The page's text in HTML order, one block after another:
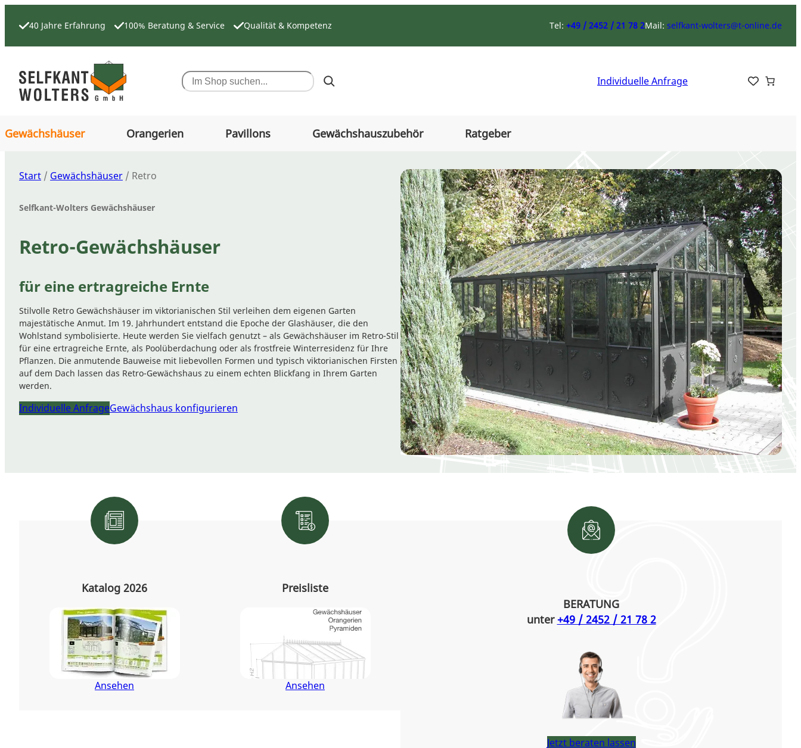
Inhalt40 Jahre Erfahrung 100% Beratung & Service Qualität & Kompetenz Tel: +49 / 2452 / 21 78 2Mail: selfkant-wolters@t-online.de
Search Individuelle Anfrage
Gewächshäuser Orangerien Pavillons Gewächshauszubehör Ratgeber
Start / Gewächshäuser / Retro
Selfkant-Wolters Gewächshäuser
Retro-Gewächshäuser
für eine ertragreiche Ernte
Stilvolle Retro Gewächshäuser im viktorianischen Stil verleihen dem eigenen Garten
majestätische Anmut. Im 19. Jahrhundert entstand die Epoche der Glashäuser, die den
Wohlstand symbolisierte. Heute werden Sie vielfach genutzt – als Gewächshäuser im Retro-Stil
für eine ertragreiche Ernte, als Poolüberdachung oder als frostfreie Winterresidenz für Ihre
Pflanzen. Die anmutende Bauweise mit liebevollen Formen und typisch viktorianischen Firsten
auf dem Dach lassen das Retro-Gewächshaus zu einem echten Blickfang in Ihrem Garten
werden.
Individuelle AnfrageGewächshaus konfigurieren
Katalog 2026
Ansehen
Preisliste
Ansehen
BERATUNG
unter+49 / 2452 / 21 78 2
Jetzt beraten lassen